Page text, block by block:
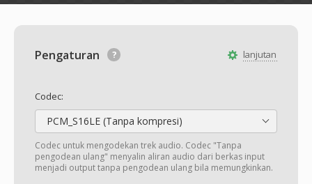
lanjutan
Pengaturan
Codec:
PCM_S16LE (Tanpa kompresi)
Codec untuk mengodekan trek audio. Codec "Tanpa
pengodean ulang" menyalin aliran audio dari berkas input
menjadi output tanpa pengodean ulang bila memungkinkan.